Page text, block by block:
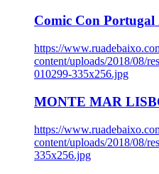
Comic Con Portugal
https://
content/uploads/2018/08/
010299-335x256.jpg
MONTE MAR
https://
content/uploads/2018/08/
335x256.jpg